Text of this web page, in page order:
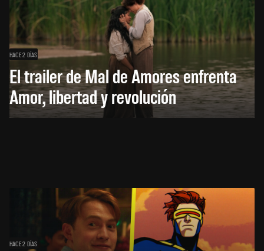
HACE 2 DÍAS
El trailer de Mal de Amores enfrenta
Amor, libertad y revolución
HACE 2 DÍAS